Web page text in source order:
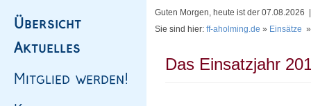
Guten Morgen, heute ist der
Sie sind hier: ff-aholming.de » Einsätze
Das Einsatzjahr